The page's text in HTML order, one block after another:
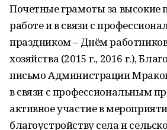
Почетные грамоты за высокие
работе и в связи с
праздником – Днём
хозяйства (2015 г., 2016 г.),
письмо Администрации
в связи с профессиональным
активное участие в
благоустройству села и